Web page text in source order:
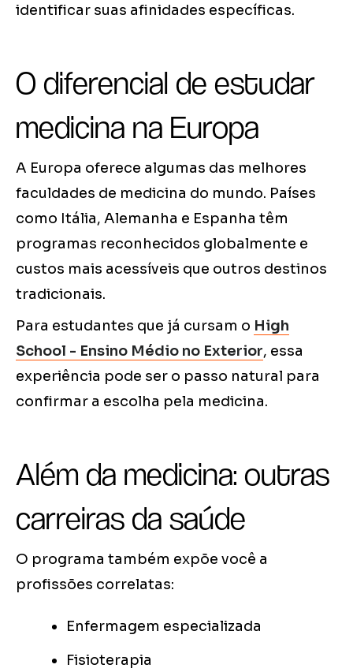
identificar suas afinidades específicas.
O diferencial de estudar
medicina na Europa
A Europa oferece algumas das melhores
faculdades de medicina do mundo. Países
como Itália, Alemanha e Espanha têm
programas reconhecidos globalmente e
custos mais acessíveis que outros destinos
tradicionais.
Para estudantes que já cursam o High
School - Ensino Médio no Exterior, essa
experiência pode ser o passo natural para
confirmar a escolha pela medicina.
Além da medicina: outras
carreiras da saúde
O programa também expõe você a
profissões correlatas:
Enfermagem especializada
Fisioterapia